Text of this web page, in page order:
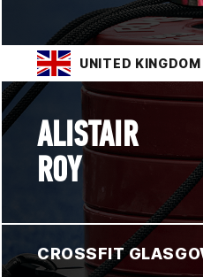
UNITED KINGDOM
ALISTAIR
ROY
CROSSFIT